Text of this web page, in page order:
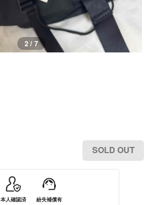
3 / 7
SOLD OUT
本人確認済 紛失補償有